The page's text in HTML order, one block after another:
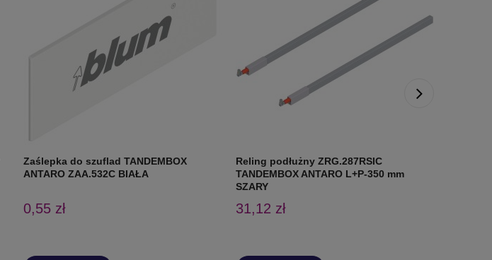
Zaślepka do szuflad TANDEMBOX
ANTARO ZAA.532C BIAŁA
0,55 zł
Reling podłużny ZRG.287RSIC
TANDEMBOX ANTARO L+P-350 mm
SZARY
31,12 zł